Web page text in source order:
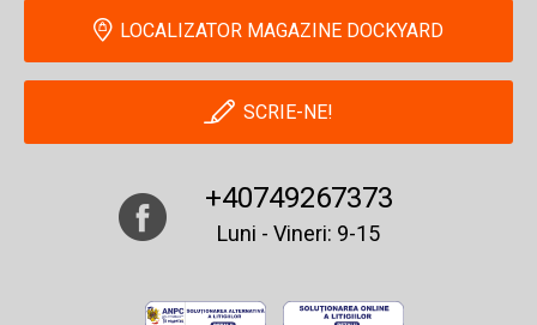
LOCALIZATOR MAGAZINE DOCKYARD
+40749267373
Luni - Vineri: 9-15
SCRIE-NE!